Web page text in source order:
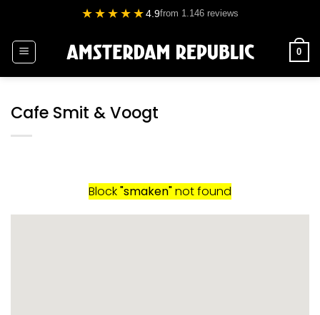
inhoud
★★★★★4.9from 1.146 reviews
0
Cafe Smit & Voogt
Block"smaken"not found